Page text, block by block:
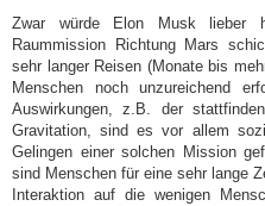
Zwar würde Elon Musk lieber
Raummission Richtung Mars
sehr langer Reisen (Monate bis
Menschen noch unzureichend
Auswirkungen, z.B. der
Gravitation, sind es vor allem
Gelingen einer solchen Mission
sind Menschen für eine sehr lange
Interaktion auf die wenigen